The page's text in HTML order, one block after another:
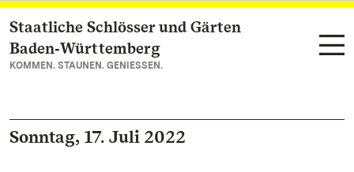
Zum Hauptinhalt springen
Staatliche Schlösser und Gärten
Baden‑Württemberg
KOMMEN. STAUNEN. GENIESSEN.
Sonntag, 17. Juli 2022